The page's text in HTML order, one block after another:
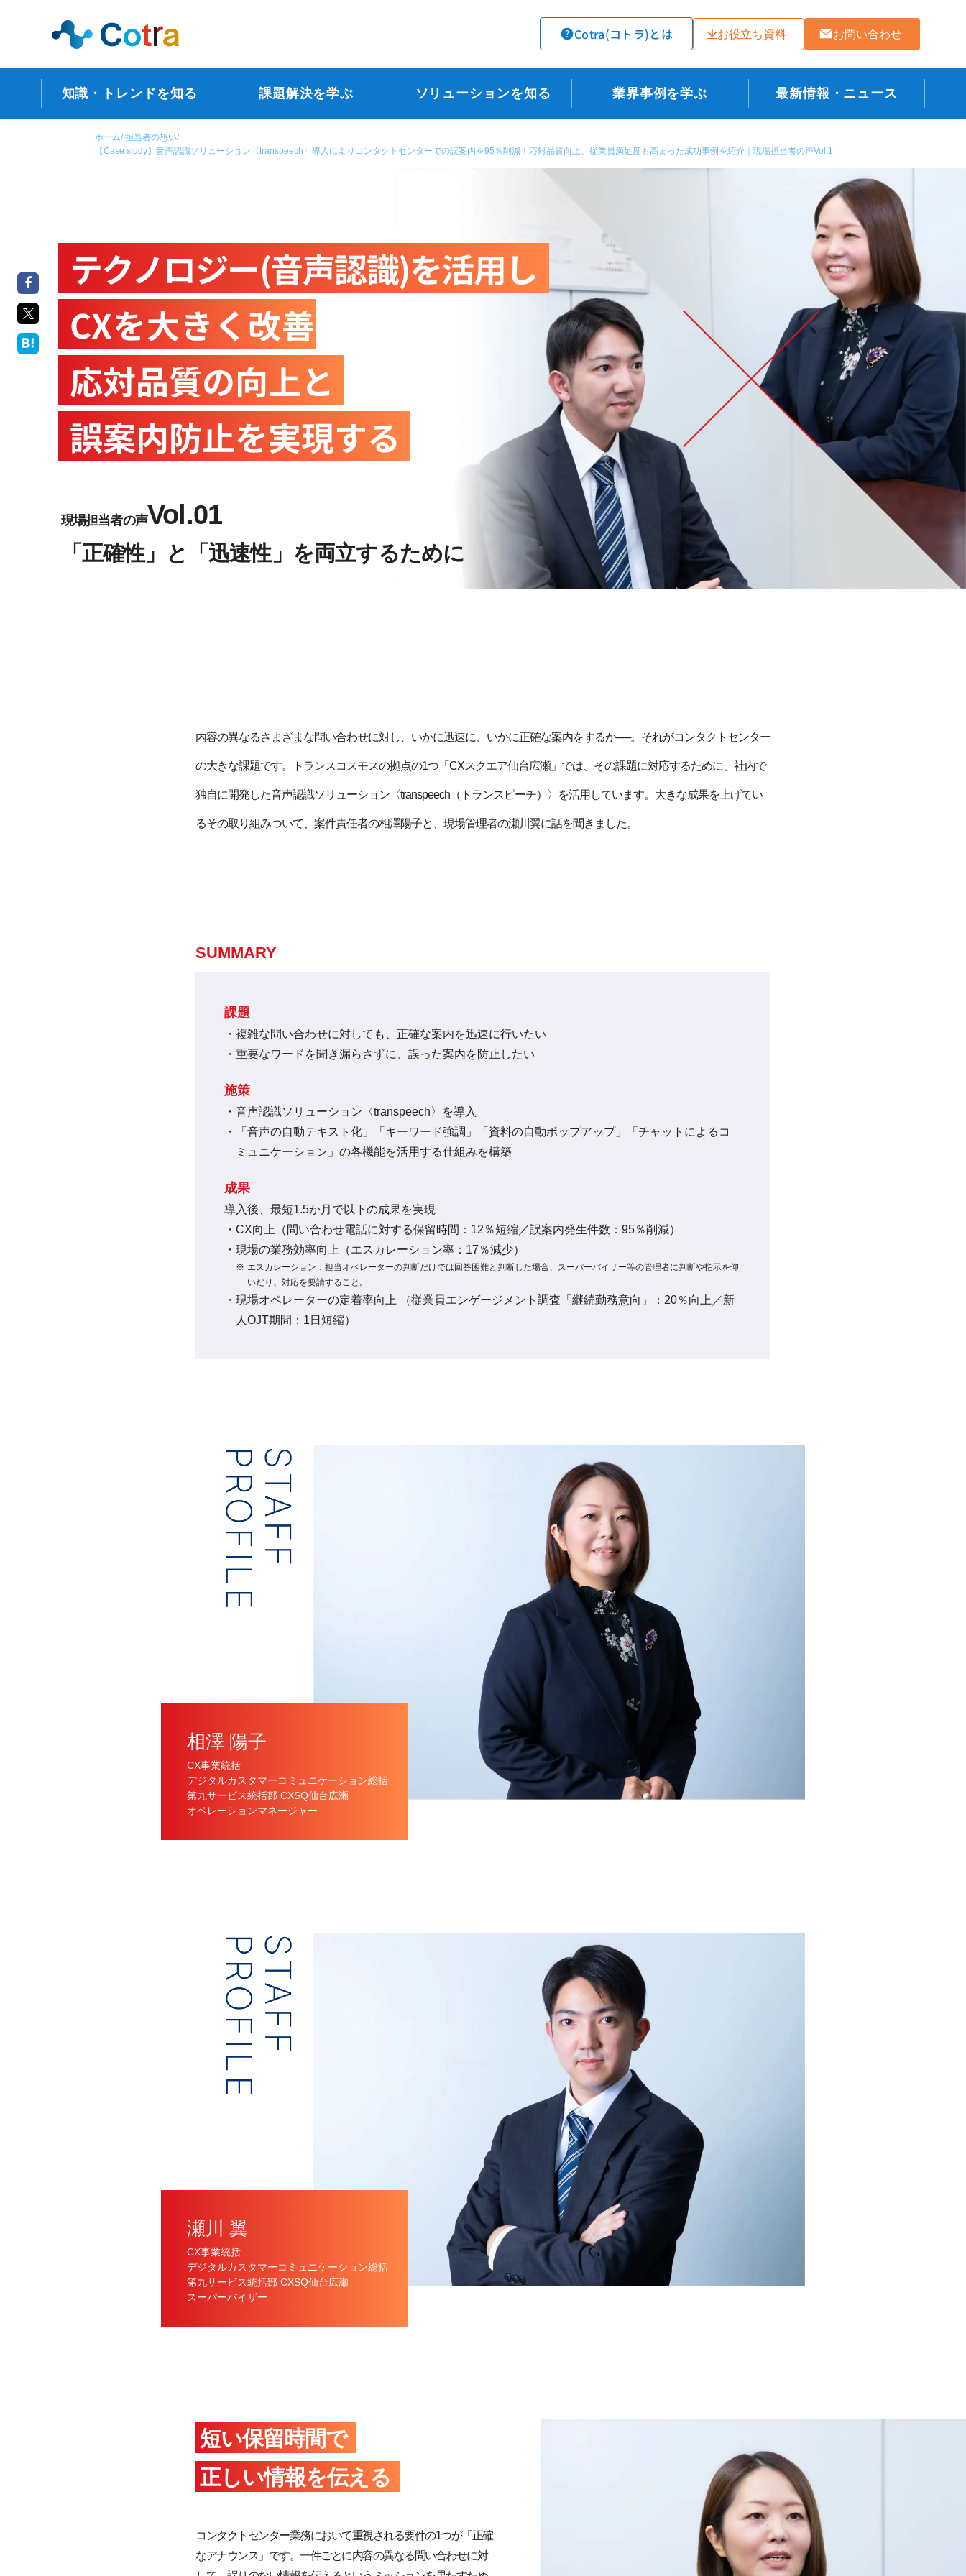
Cotra(コトラ)とは お役立ち資料 お問い合わせ
知識・トレンドを知る 課題解決を学ぶ ソリューションを知る 業界事例を学ぶ 最新情報・ニュース
ホーム 担当者の想い
【Case study】音声認識ソリューション〈transpeech〉導入によりコンタクトセンターでの誤案内を95％削減！応対品質向上、従業員満足度も高まった成功事例を紹介｜現場担当者の声Vol.1
テクノロジー(音声認識)を活用し
CXを大きく改善
応対品質の向上と
誤案内防止を実現する
現場担当者の声Vol.01
「正確性」と「迅速性」を両立するために
内容の異なるさまざまな問い合わせに対し、いかに迅速に、いかに正確な案内をするか──。それがコンタクトセンター
の大きな課題です。トランスコスモスの拠点の1つ「CXスクエア仙台広瀬」では、その課題に対応するために、社内で
独自に開発した音声認識ソリューション〈transpeech（トランスピーチ）〉を活用しています。大きな成果を上げてい
るその取り組みついて、案件責任者の相澤陽子と、現場管理者の瀬川翼に話を聞きました。
SUMMARY
課題
複雑な問い合わせに対しても、正確な案内を迅速に行いたい
重要なワードを聞き漏らさずに、誤った案内を防止したい
施策
音声認識ソリューション〈transpeech〉を導入
「音声の自動テキスト化」「キーワード強調」「資料の自動ポップアップ」「チャットによるコ
ミュニケーション」の各機能を活用する仕組みを構築
成果
導入後、最短1.5か月で以下の成果を実現
CX向上（問い合わせ電話に対する保留時間：12％短縮／誤案内発生件数：95％削減）
現場の業務効率向上（エスカレーション率：17％減少）
エスカレーション：担当オペレーターの判断だけでは回答困難と判断した場合、スーパーバイザー等の管理者に判断や指示を仰
いだり、対応を要請すること。
現場オペレーターの定着率向上 （従業員エンゲージメント調査「継続勤務意向」：20％向上／新
人OJT期間：1日短縮）
相澤 陽子
CX事業統括
デジタルカスタマーコミュニケーション総括
第九サービス統括部 CXSQ仙台広瀬
オペレーションマネージャー
瀬川 翼
CX事業統括
デジタルカスタマーコミュニケーション総括
第九サービス統括部 CXSQ仙台広瀬
スーパーバイザー
短い保留時間で
正しい情報を伝える
コンタクトセンター業務において重視される要件の1つが「正確
なアナウンス」です。一件ごとに内容の異なる問い合わせに対